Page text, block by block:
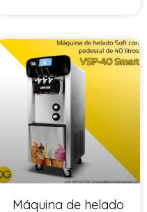
Máquina de helado